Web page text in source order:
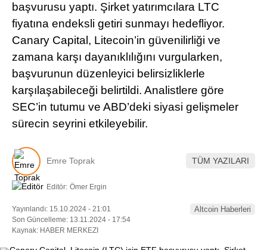
başvurusu yaptı. Şirket yatırımcılara LTC
fiyatına endeksli getiri sunmayı hedefliyor.
Canary Capital, Litecoin’in güvenilirliği ve
zamana karşı dayanıklılığını vurgularken,
başvurunun düzenleyici belirsizliklerle
karşılaşabileceği belirtildi. Analistlere göre
SEC’in tutumu ve ABD’deki siyasi gelişmeler
sürecin seyrini etkileyebilir.
Emre Toprak TÜM YAZILARI
Editör: Ömer Ergin
Yayınlandı: 15.10.2024 - 21:01
Son Güncelleme: 13.11.2024 - 17:54
Kaynak: HABER MERKEZI
Altcoin Haberleri